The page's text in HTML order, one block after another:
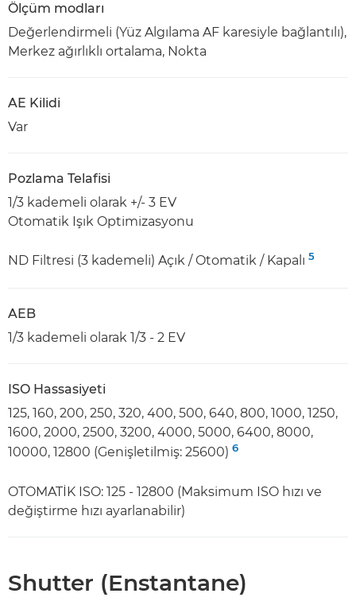
Ölçüm modları
Değerlendirmeli (Yüz Algılama AF karesiyle bağlantılı),
Merkez ağırlıklı ortalama, Nokta
AE Kilidi
Var
Pozlama Telafisi
1/3 kademeli olarak +/- 3 EV
Otomatik Işık Optimizasyonu
ND Filtresi (3 kademeli) Açık / Otomatik / Kapalı 5
AEB
1/3 kademeli olarak 1/3 - 2 EV
ISO Hassasiyeti
125, 160, 200, 250, 320, 400, 500, 640, 800, 1000, 1250,
1600, 2000, 2500, 3200, 4000, 5000, 6400, 8000,
10000, 12800 (Genişletilmiş: 25600) 6
OTOMATİK ISO: 125 - 12800 (Maksimum ISO hızı ve
değiştirme hızı ayarlanabilir)
Shutter (Enstantane)